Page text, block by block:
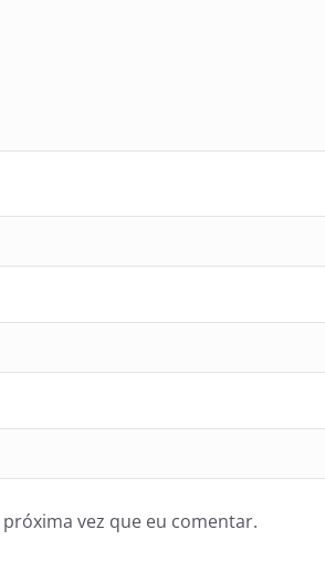
vez que eu comentar.